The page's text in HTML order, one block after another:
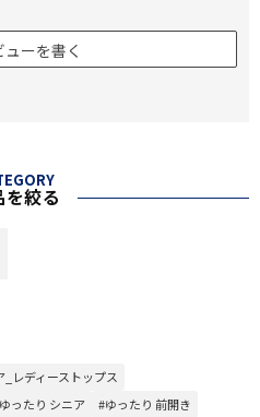
ューを書く
を絞る
_レディーストップス
ったり シニア
#ゆったり 前開き